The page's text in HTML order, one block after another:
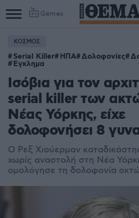
Games
ΚΟΣΜΟΣ
Serial Killer ΗΠΑ Δολοφονίες
Έγκλημα
Ισόβια για τον
serial killer των
Νέας Υόρκης, είχε
δολοφονήσει 8
Ο Ρεξ Χιούερμαν
χωρίς αναστολή στη Νέα
ομολόγησε τη δολοφονία